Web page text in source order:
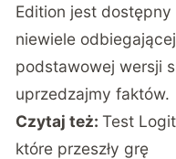
Edition jest
niewiele
podstawowej wersji
uprzedzajmy faktów.
Czytaj też:Test
które przeszły grę